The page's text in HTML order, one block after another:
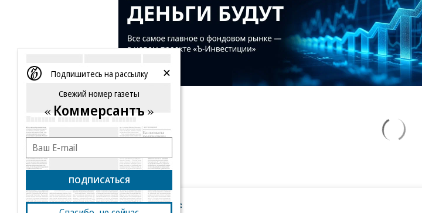
Новости компаний Все
Подпишитесь на рассылку
Свежий номер газеты
Коммерсантъ
ПОДПИСАТЬСЯ